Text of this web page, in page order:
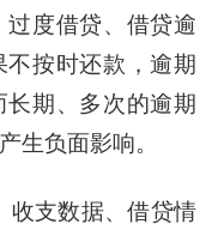
度借贷、借贷逾
按时还款，逾期
期、多次的逾期
生负面影响。
收支数据、借贷情